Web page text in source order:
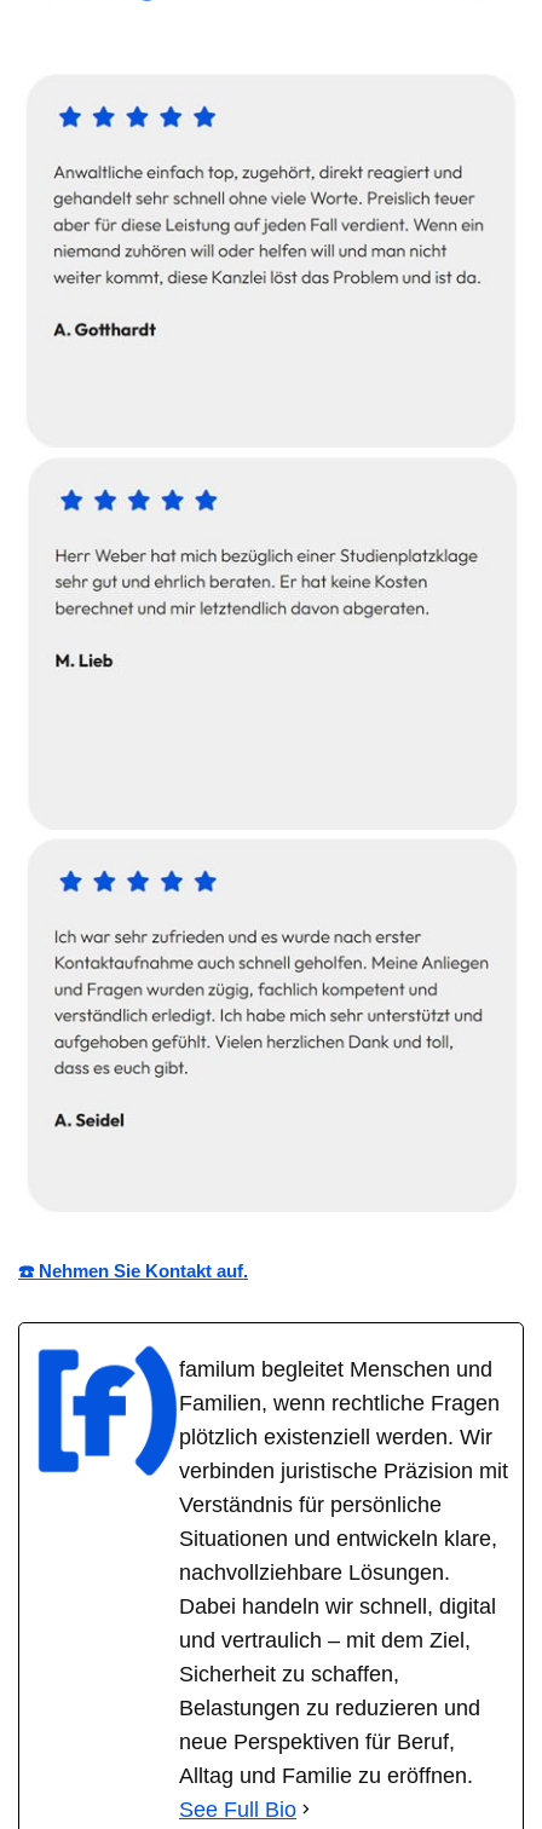
☎️ Nehmen Sie Kontakt auf.
familum begleitet Menschen und
Familien, wenn rechtliche Fragen
plötzlich existenziell werden. Wir
verbinden juristische Präzision mit
Verständnis für persönliche
Situationen und entwickeln klare,
nachvollziehbare Lösungen.
Dabei handeln wir schnell, digital
und vertraulich – mit dem Ziel,
Sicherheit zu schaffen,
Belastungen zu reduzieren und
neue Perspektiven für Beruf,
Alltag und Familie zu eröffnen.
See Full Bio